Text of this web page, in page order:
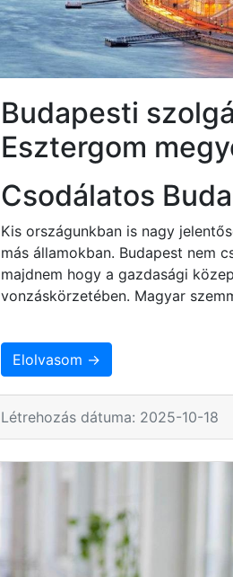
Budapesti
Esztergom
Csodálatos
Kis országunkban is nagy
más államokban. Budapest nem
majdnem hogy a gazdasági
vonzáskörzetében. Magyar
Elolvasom →
Létrehozás dátuma: 2025-10-18